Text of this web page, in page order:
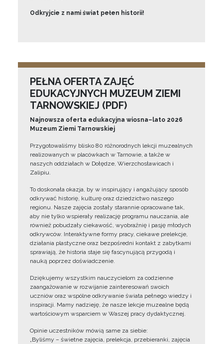
Odkryjcie z nami świat pełen historii!
PEŁNA OFERTA ZAJĘĆ
EDUKACYJNYCH MUZEUM ZIEMI
TARNOWSKIEJ (PDF)
Najnowsza oferta edukacyjna wiosna–lato 2026
Muzeum Ziemi Tarnowskiej
Przygotowaliśmy blisko 80 różnorodnych lekcji muzealnych
realizowanych w placówkach w Tarnowie, a także w
naszych oddziałach w Dołędze, Wierzchosławicach i
Zalipiu.
To doskonała okazja, by w inspirujący i angażujący sposób
odkrywać historię, kulturę oraz dziedzictwo naszego
regionu. Nasze zajęcia zostały starannie opracowane tak,
aby nie tylko wspierały realizację programu nauczania, ale
również pobudzały ciekawość, wyobraźnię i pasję młodych
odkrywców. Interaktywne formy pracy, ciekawe prelekcje,
działania plastyczne oraz bezpośredni kontakt z zabytkami
sprawiają, że historia staje się fascynującą przygodą i
nauką poprzez doświadczenie.
Dziękujemy wszystkim nauczycielom za codzienne
zaangażowanie w rozwijanie zainteresowań swoich
uczniów oraz wspólne odkrywanie świata pełnego wiedzy i
inspiracji. Mamy nadzieję, że nasze lekcje muzealne będą
wartościowym wsparciem w Waszej pracy dydaktycznej.
Opinie uczestników mówią same za siebie:
„Byliśmy – świetne zajęcia, prelekcja, przebieranki, zajęcia